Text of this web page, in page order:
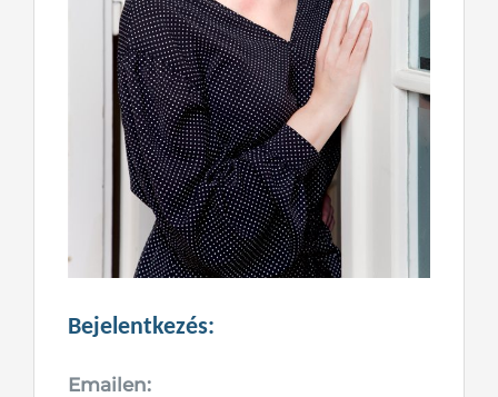
Bejelentkezés:
Emailen: